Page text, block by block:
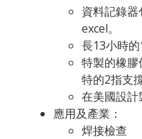
資料記錄
excel。
長13小時的
特製的橡膠
特的2指支
在美國設計
應用及產業：
焊接檢查